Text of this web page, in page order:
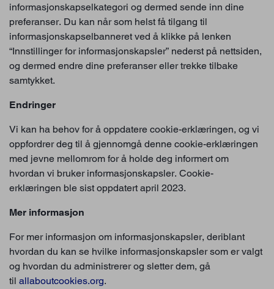
informasjonskapselkategori og dermed sende inn dine
preferanser. Du kan når som helst få tilgang til
informasjonskapselbanneret ved å klikke på lenken
“Innstillinger for informasjonskapsler” nederst på nettsiden,
og dermed endre dine preferanser eller trekke tilbake
samtykket.
Endringer
Vi kan ha behov for å oppdatere cookie-erklæringen, og vi
oppfordrer deg til å gjennomgå denne cookie-erklæringen
med jevne mellomrom for å holde deg informert om
hvordan vi bruker informasjonskapsler. Cookie-
erklæringen ble sist oppdatert april 2023.
Mer informasjon
For mer informasjon om informasjonskapsler, deriblant
hvordan du kan se hvilke informasjonskapsler som er valgt
og hvordan du administrerer og sletter dem, gå
til allaboutcookies.org.